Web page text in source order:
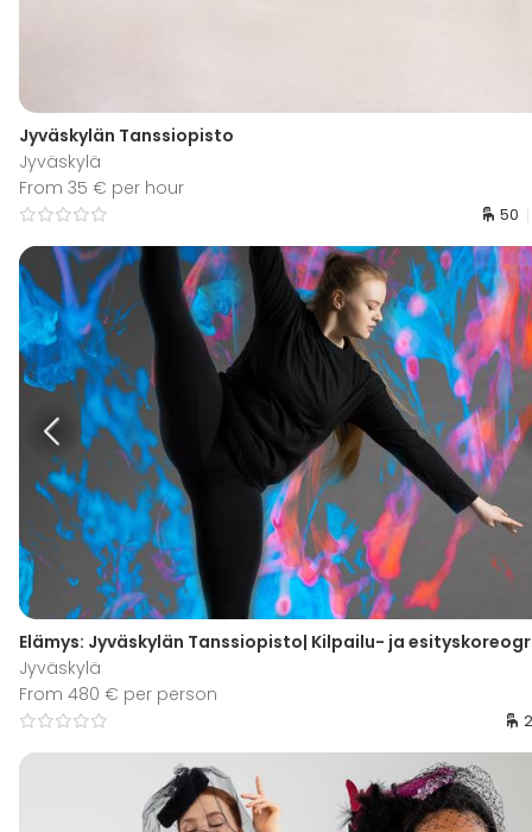
Jyväskylän Tanssiopisto
Jyväskylä
From 35 € per hour
50
Elämys: Jyväskylän Tanssiopisto| Kilpailu- ja
Jyväskylä
From 480 € per person
2